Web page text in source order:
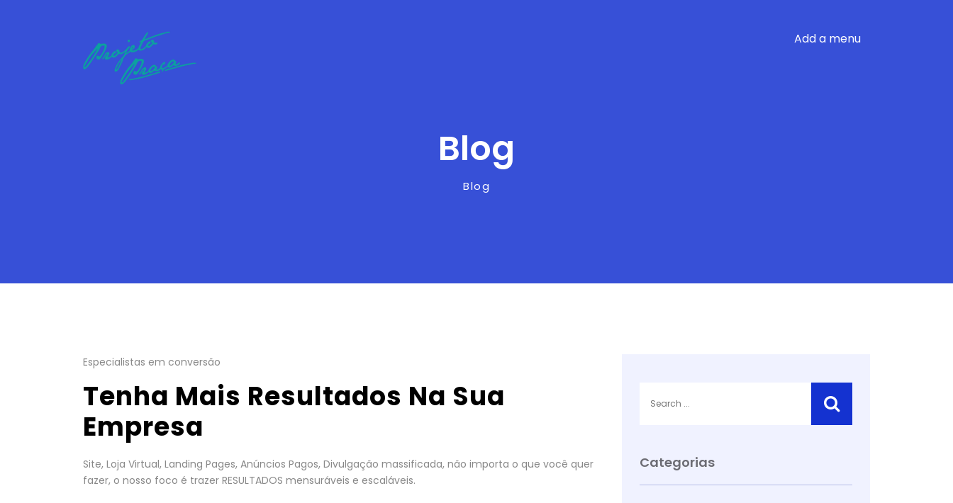
Add a menu
Blog
Blog
Especialistas em conversão
Tenha Mais Resultados Na Sua
Empresa
Site, Loja Virtual, Landing Pages, Anúncios Pagos, Divulgação massificada, não importa o que você quer
fazer, o nosso foco é trazer RESULTADOS mensuráveis e escaláveis.
Categorias